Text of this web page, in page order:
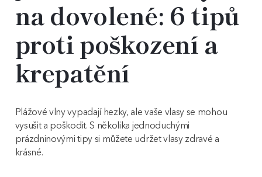
na dovolené: 6 tipů
proti poškození a
krepatění
Plážové vlny vypadají hezky, ale vaše vlasy se mohou
vysušit a poškodit. S několika jednoduchými
prázdninovými tipy si můžete udržet vlasy zdravé a
krásné.